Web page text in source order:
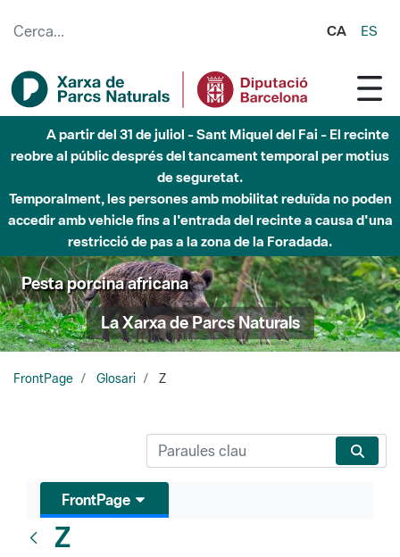
CA ES
A partir del 31 de juliol - Sant Miquel del Fai - El recinte
reobre al públic després del tancament temporal per motius
de seguretat.
Temporalment, les persones amb mobilitat reduïda no poden
accedir amb vehicle fins a l'entrada del recinte a causa d'una
restricció de pas a la zona de la Foradada.
Pesta porcina africana
La Xarxa de Parcs Naturals
FrontPage Glosari Z
FrontPage
Z